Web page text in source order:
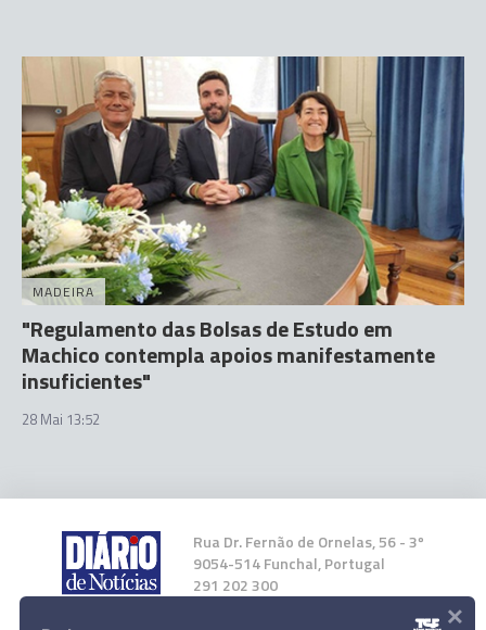
MADEIRA
"Regulamento das Bolsas de Estudo em
Machico contempla apoios manifestamente
insuficientes"
28 Mai 13:52
Rua Dr. Fernão de Ornelas, 56 - 3º
9054-514 Funchal, Portugal
291 202 300
×